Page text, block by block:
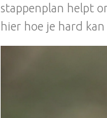
stappenplan helpt
hier hoe je hard